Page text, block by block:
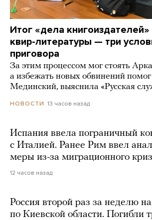
Итог «дела
квир-литературы — три
приговора
За этим процессом мог стоять
а избежать новых обвинений
Мединский, выяснила «Русская
НОВОСТИ 13 часов назад
Испания ввела пограничный
с Италией. Ранее Рим ввел
меры из-за миграционного
12 часов назад
Россия второй раз за неделю
по Киевской области. Погибли